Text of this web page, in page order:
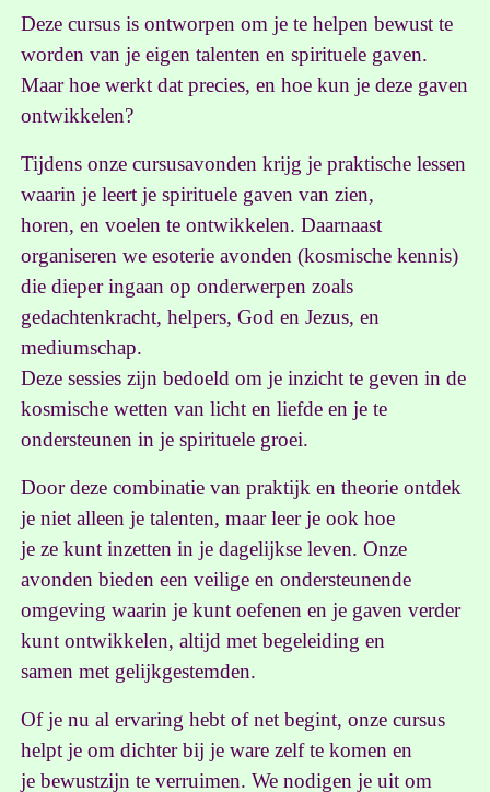
Deze cursus is ontworpen om je te helpen bewust te
worden van je eigen talenten en spirituele gaven.
Maar hoe werkt dat precies, en hoe kun je deze gaven
ontwikkelen?
Tijdens onze cursusavonden krijg je praktische lessen
waarin je leert je spirituele gaven van zien,
horen, en voelen te ontwikkelen. Daarnaast
organiseren we esoterie avonden (kosmische kennis)
die dieper ingaan op onderwerpen zoals
gedachtenkracht, helpers, God en Jezus, en
mediumschap.
Deze sessies zijn bedoeld om je inzicht te geven in de
kosmische wetten van licht en liefde en je te
ondersteunen in je spirituele groei.
Door deze combinatie van praktijk en theorie ontdek
je niet alleen je talenten, maar leer je ook hoe
je ze kunt inzetten in je dagelijkse leven. Onze
avonden bieden een veilige en ondersteunende
omgeving waarin je kunt oefenen en je gaven verder
kunt ontwikkelen, altijd met begeleiding en
samen met gelijkgestemden.
Of je nu al ervaring hebt of net begint, onze cursus
helpt je om dichter bij je ware zelf te komen en
je bewustzijn te verruimen. We nodigen je uit om